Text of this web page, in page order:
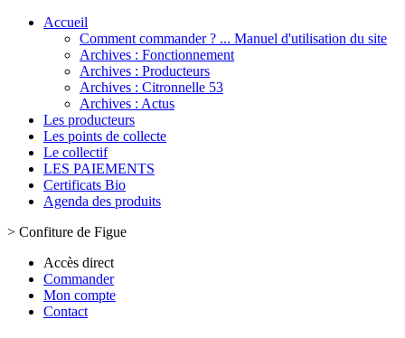
Accueil
Comment commander ? ... Manuel d'utilisation du site
Archives : Fonctionnement
Archives : Producteurs
Archives : Citronnelle 53
Archives : Actus
Les producteurs
Les points de collecte
Le collectif
LES PAIEMENTS
Certificats Bio
Agenda des produits
> Confiture de Figue
Accès direct
Commander
Mon compte
Contact